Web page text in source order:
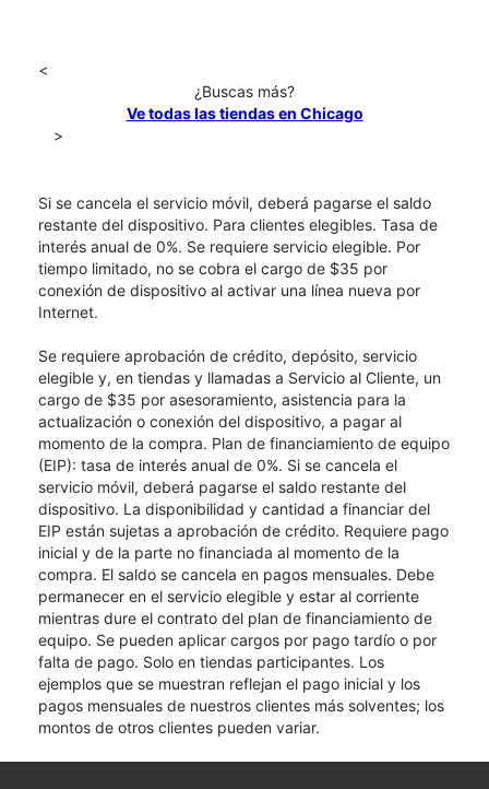
<
¿Buscas más?
Ve todas las tiendas en Chicago
>
Si se cancela el servicio móvil, deberá pagarse el saldo
restante del dispositivo. Para clientes elegibles. Tasa de
interés anual de 0%. Se requiere servicio elegible. Por
tiempo limitado, no se cobra el cargo de $35 por
conexión de dispositivo al activar una línea nueva por
Internet.
Se requiere aprobación de crédito, depósito, servicio
elegible y, en tiendas y llamadas a Servicio al Cliente, un
cargo de $35 por asesoramiento, asistencia para la
actualización o conexión del dispositivo, a pagar al
momento de la compra. Plan de financiamiento de equipo
(EIP): tasa de interés anual de 0%. Si se cancela el
servicio móvil, deberá pagarse el saldo restante del
dispositivo. La disponibilidad y cantidad a financiar del
EIP están sujetas a aprobación de crédito. Requiere pago
inicial y de la parte no financiada al momento de la
compra. El saldo se cancela en pagos mensuales. Debe
permanecer en el servicio elegible y estar al corriente
mientras dure el contrato del plan de financiamiento de
equipo. Se pueden aplicar cargos por pago tardío o por
falta de pago. Solo en tiendas participantes. Los
ejemplos que se muestran reflejan el pago inicial y los
pagos mensuales de nuestros clientes más solventes; los
montos de otros clientes pueden variar.